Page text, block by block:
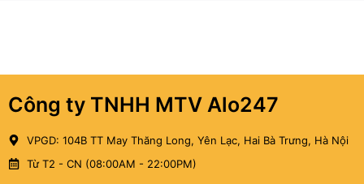
Công ty TNHH MTV Alo247
VPGD: 104B TT May Thăng Long, Yên Lạc, Hai Bà Trưng, Hà Nội
Từ T2 - CN (08:00AM - 22:00PM)